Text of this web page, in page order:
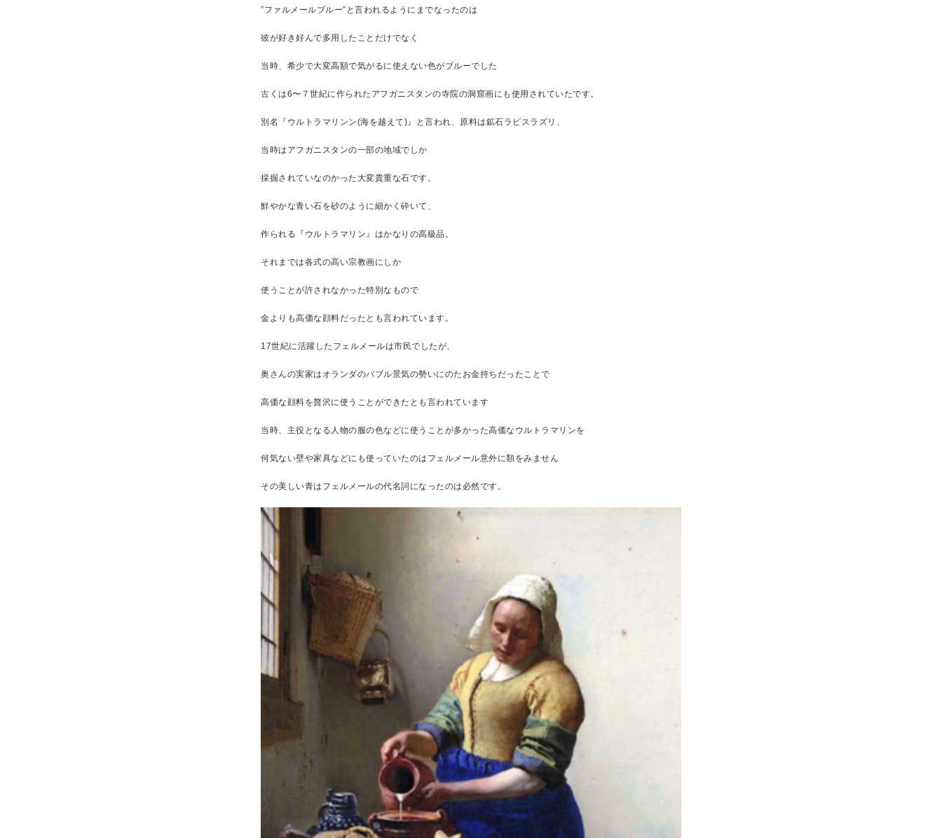
”ファルメールブルー”と言われるようにまでなったのは
彼が好き好んで多用したことだけでなく
当時、希少で大変高額で気がるに使えない色がブルーでした
古くは6〜７世紀に作られたアフガニスタンの寺院の洞窟画にも使用されていたです。
別名『ウルトラマリンン(海を越えて)』と言われ、原料は鉱石ラピスラズリ、
当時はアフガニスタンの一部の地域でしか
採掘されていなのかった大変貴重な石です。
鮮やかな青い石を砂のように細かく砕いて、
作られる『ウルトラマリン』はかなりの高級品。
それまでは各式の高い宗教画にしか
使うことが許されなかった特別なもので
金よりも高価な顔料だったとも言われています。
17世紀に活躍したフェルメールは市民でしたが、
奥さんの実家はオランダのバブル景気の勢いにのたお金持ちだったことで
高価な顔料を贅沢に使うことができたとも言われています
当時、主役となる人物の服の色などに使うことが多かった高価なウルトラマリンを
何気ない壁や家具などにも使っていたのはフェルメール意外に類をみません
その美しい青はフェルメールの代名詞になったのは必然です。